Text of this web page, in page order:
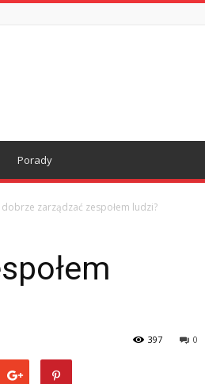
Porady
dobrze zarządzać zespołem ludzi?
0
397